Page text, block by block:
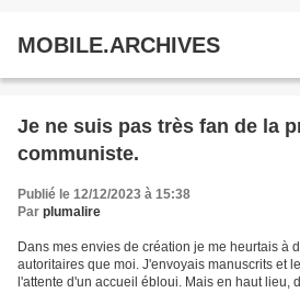
MOBILE.ARCHIVES
Je ne suis pas très fan de la
communiste.
Publié le 12/12/2023 à 15:38
Par plumalire
Dans mes envies de création je me heurtais à
autoritaires que moi. J'envoyais manuscrits et
l'attente d'un accueil ébloui. Mais en haut lieu,